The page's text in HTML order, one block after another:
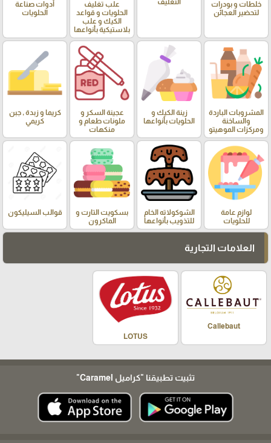
خلطات و بودرات
لتحضير العجائن
التغليف
علب تغليف
الحلويات و قواعد
الكيك و علب
بلاستيكية بأنواعها
أدوات صناعة
الحلويات
المشروبات الباردة
والساخنة
ومركزات الموهيتو
زينة الكيك و
الحلويات بأنواعها
عجينة السكر و
ملونات طعام و
منكهات
كريما و زبدة , جبن
كريمي
لوازم عامة
للحلويات
الشوكولاته الخام
للتذويب بأنواعها
بسكويت التارت و
الماكرون
قوالب السيليكون
العلامات التجارية
Callebaut
LOTUS
تثبيت تطبيقنا "كراميل Caramel"